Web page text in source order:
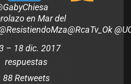
en Mar del
ResistiendoMza@RcaTv_Ok@
– 18 dic. 2017
respuestas
88 Retweets